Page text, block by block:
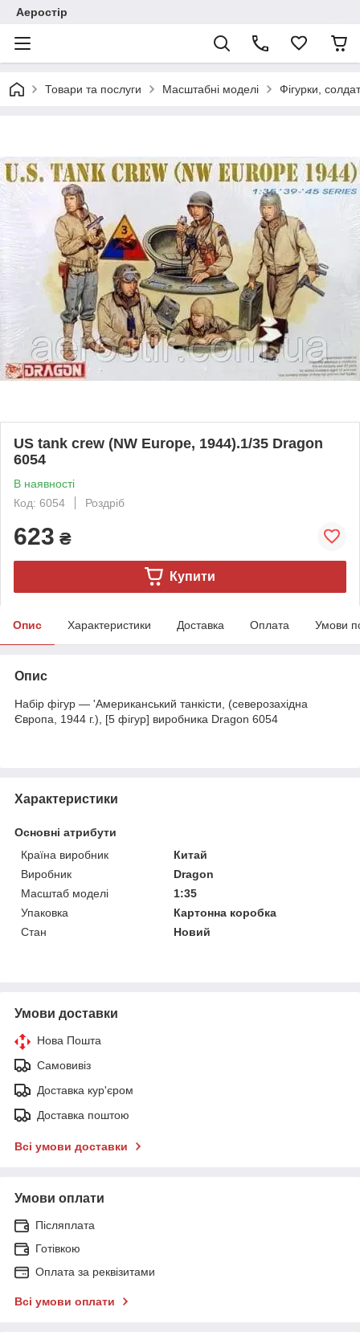
Аеростір
Товари та послуги Масштабні моделі Фігурки,
US tank crew (NW Europe, 1944).1/35 Dragon
6054
В наявності
Код: 6054
Роздріб
623 ₴
Купити
Опис Характеристики Доставка Оплата Умови
Опис
Набір фігур — 'Американський танкісти, (северозахідна
Європа, 1944 г.), [5 фігур] виробника Dragon 6054
Характеристики
Основні атрибути
Країна виробник
Китай
Виробник
Dragon
Масштаб моделі
1:35
Упаковка
Картонна коробка
Стан
Новий
Умови доставки
Нова Пошта
Самовивіз
Доставка кур'єром
Доставка поштою
Всі умови доставки
Умови оплати
Післяплата
Готівкою
Оплата за реквізитами
Всі умови оплати